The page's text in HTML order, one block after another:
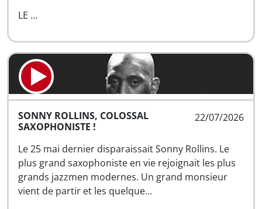
LE …
22/07/2026
SONNY ROLLINS, COLOSSAL
SAXOPHONISTE !
Le 25 mai dernier disparaissait Sonny Rollins. Le
plus grand saxophoniste en vie rejoignait les plus
grands jazzmen modernes. Un grand monsieur
vient de partir et les quelque…